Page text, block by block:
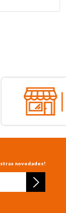
novedades!